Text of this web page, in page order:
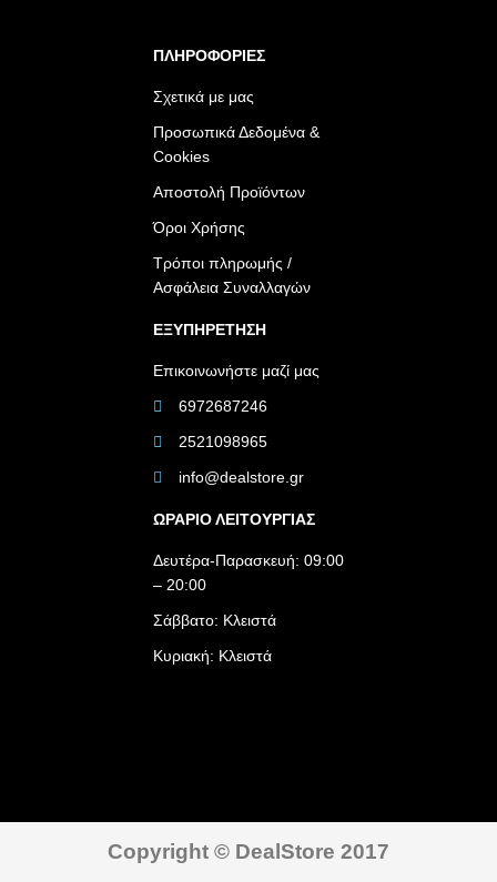
ΠΛΗΡΟΦΟΡΙΕΣ
Σχετικά με μας
Προσωπικά Δεδομένα &
Cookies
Αποστολή Προϊόντων
Όροι Χρήσης
Τρόποι πληρωμής /
Ασφάλεια Συναλλαγών
ΕΞΥΠΗΡΕΤΗΣΗ
Επικοινωνήστε μαζί μας
6972687246
2521098965
info@dealstore.gr
ΩΡΑΡΙΟ ΛΕΙΤΟΥΡΓΙΑΣ​
Δευτέρα-Παρασκευή: 09:00
– 20:00
Σάββατο: Κλειστά
Κυριακή: Κλειστά
Copyright © DealStore 2017